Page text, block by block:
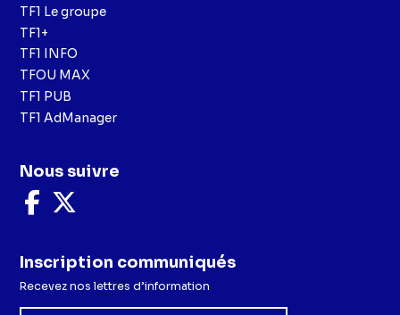
TF1 Le groupe
TF1+
TF1 INFO
TFOU MAX
TF1 PUB
TF1 AdManager
Nous suivre
Nous
suivre
Facebook
X
Inscription communiqués
Recevez nos lettres d’information